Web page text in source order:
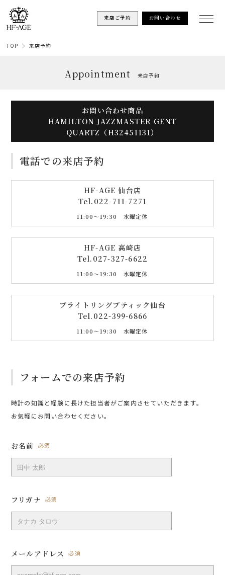
来店ご予約 お問い合わせ
TOP 来店予約
Appointment 来店予約
お問い合わせ商品
HAMILTON JAZZMASTER GENT
QUARTZ（H32451131）
電話での来店予約
HF-AGE 仙台店
Tel. 022-711-7271
11:00〜19:30 水曜定休
HF-AGE 高崎店
Tel. 027-327-6622
11:00〜19:30 水曜定休
ブライトリングブティック仙台
Tel. 022-399-6866
11:00〜19:30 水曜定休
フォームでの来店予約
時計の知識と経験に長けた担当者がご案内させていただきます。
お気軽にお問い合わせください。
お名前 必須
フリガナ 必須
メールアドレス 必須